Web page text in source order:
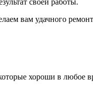
своей работы.
вам удачного
хороши в любое